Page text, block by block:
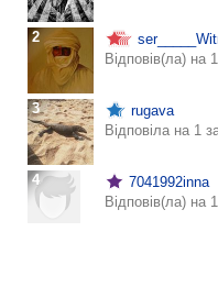
2
Відповів(ла) на
3
rugava
Відповіла на 1
4
7041992inna
Відповів(ла) на